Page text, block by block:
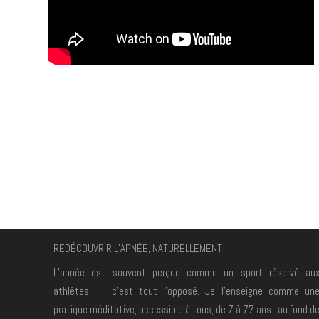
REDÉCOUVRIR L’APNÉE, NATURELLEMENT
L’apnée est souvent perçue comme un sport réservé aux
athlètes — c’est tout l’opposé. Je l’enseigne comme une
pratique méditative, accessible à tous, de 7 à 77 ans : au fond de